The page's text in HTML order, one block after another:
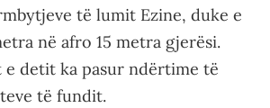
të lumit Ezine, duke e
në afro 15 metra gjerësi.
e detit ka pasur ndërtime të
të fundit.